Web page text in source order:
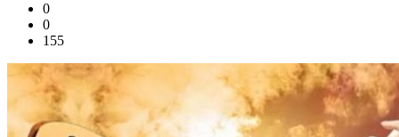
0
0
155